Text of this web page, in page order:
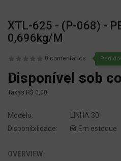
XTL-625 - (P-068) -
0,696kg/m
0 comentários
Disponível sob
Taxas R$ 0,00
Modelo:
LINHA 30
Disponibilidade:
Em estoque
OVERVIEW